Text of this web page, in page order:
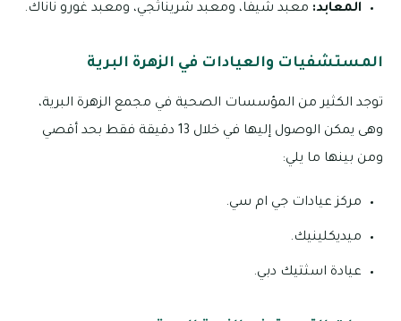
المعابد: معبد شيفا، ومعبد شريناثجي، ومعبد غورو ناناك.
المستشفيات والعيادات في الزهرة البرية
توجد الكثير من المؤسسات الصحية في مجمع الزهرة البرية،
وهى يمكن الوصول إليها في خلال 13 دقيقة فقط بحد أقصي
ومن بينها ما يلي:
مركز عيادات جي ام سي.
ميديكلينيك.
عيادة اسثتيك دبي.